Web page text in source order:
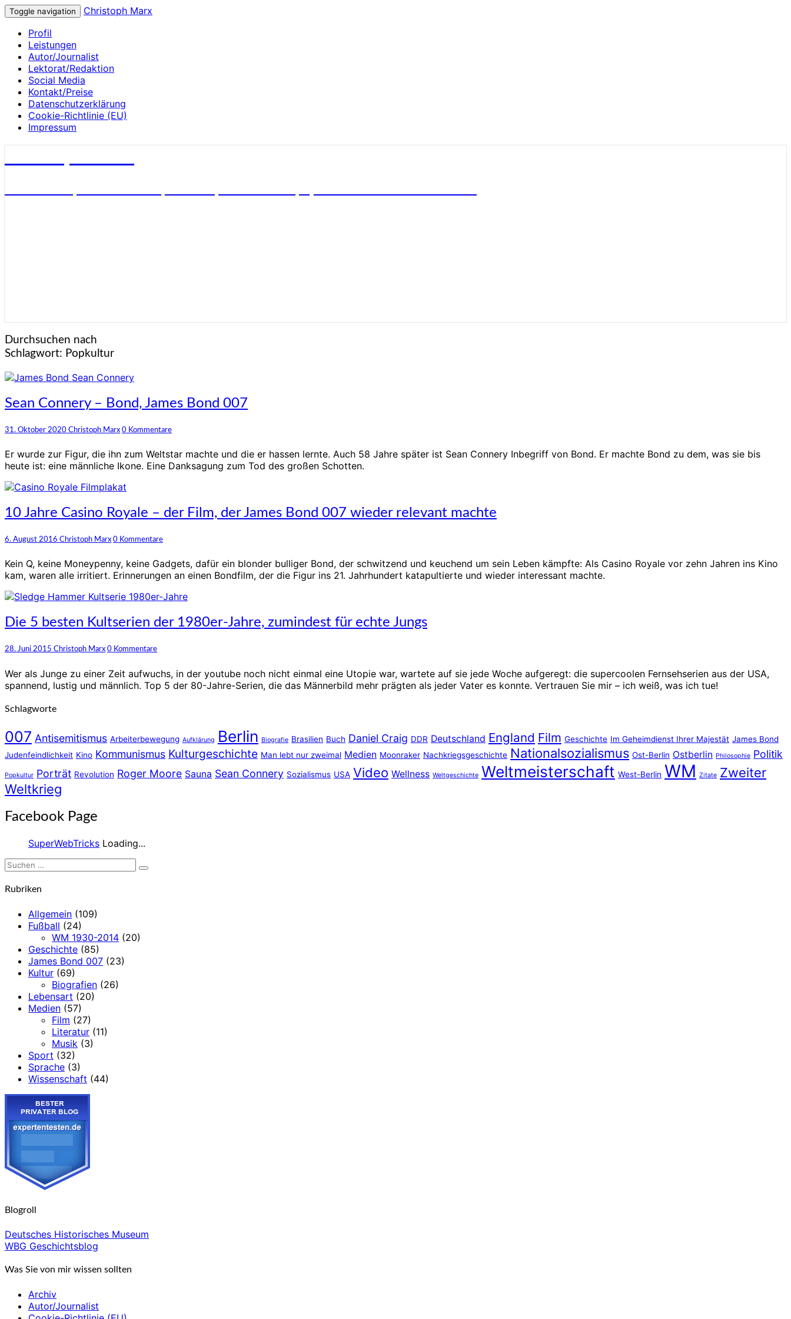
Toggle navigation
Christoph Marx
Profil
Leistungen
Autor/Journalist
Lektorat/Redaktion
Social Media
Kontakt/Preise
Datenschutzerklärung
Cookie-Richtlinie (EU)
Impressum
Durchsuchen nach
Schlagwort: Popkultur
Sean
Connery
–
Bond,
Bond
007
Sean Connery – Bond, James Bond 007
31. Oktober 2020 Christoph Marx Kommentare
0 Kommentare
Er wurde zur Figur, die ihn zum Weltstar machte und die er hassen lernte. Auch 58 Jahre später ist Sean Connery Inbegriff von Bond. Er machte Bond zu dem, was sie bis
heute ist: eine männliche Ikone. Eine Danksagung zum Tod des großen Schotten.
10
Jahre
Casino
Royale
–
der
Film,
der
James
Bond
007
relevant
10 Jahre Casino Royale – der Film, der James Bond 007 wieder relevant machte
6. August 2016 Christoph Marx Kommentare
0 Kommentare
Kein Q, keine Moneypenny, keine Gadgets, dafür ein blonder bulliger Bond, der schwitzend und keuchend um sein Leben kämpfte: Als Casino Royale vor zehn Jahren ins Kino
kam, waren alle irritiert. Erinnerungen an einen Bondfilm, der die Figur ins 21. Jahrhundert katapultierte und wieder interessant machte.
Die
5
besten
Kultserien
1980er-
Jahre,
für
Jungs
Die 5 besten Kultserien der 1980er-Jahre, zumindest für echte Jungs
28. Juni 2015 Christoph Marx Kommentare
0 Kommentare
Wer als Junge zu einer Zeit aufwuchs, in der youtube noch nicht einmal eine Utopie war, wartete auf sie jede Woche aufgeregt: die supercoolen Fernsehserien aus der USA,
spannend, lustig und männlich. Top 5 der 80-Jahre-Serien, die das Männerbild mehr prägten als jeder Vater es konnte. Vertrauen Sie mir – ich weiß, was ich tue!
Schlagworte
007 Antisemitismus Arbeiterbewegung Aufklärung Berlin Biografie Brasilien Buch Daniel Craig DDR Deutschland England Film Geschichte Im Geheimdienst Ihrer Majestät James Bond
Judenfeindlichkeit Kino Kommunismus Kulturgeschichte Man lebt nur zweimal Medien Moonraker Nachkriegsgeschichte Nationalsozialismus Ost-Berlin Ostberlin Philosophie Politik
Popkultur Porträt Revolution Roger Moore Sauna Sean Connery Sozialismus USA Video Wellness Weltgeschichte Weltmeisterschaft West-Berlin WM Zitate Zweiter
Weltkrieg
Facebook Page
SuperWebTricks Loading...
Suchen
nach:
Suchen
Rubriken
Allgemein (109)
Fußball (24)
WM 1930-2014 (20)
Geschichte (85)
James Bond 007 (23)
Kultur (69)
Biografien (26)
Lebensart (20)
Medien (57)
Film (27)
Literatur (11)
Musik (3)
Sport (32)
Sprache (3)
Wissenschaft (44)
Blogroll
Deutsches Historisches Museum
WBG Geschichtsblog
Was Sie von mir wissen sollten
Archiv
Autor/Journalist